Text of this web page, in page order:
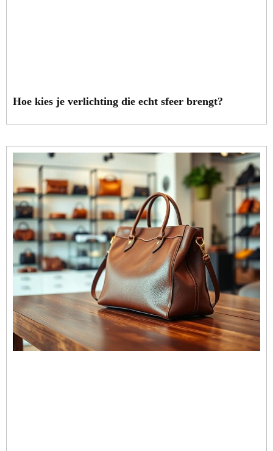
Hoe kies je verlichting die echt sfeer brengt?